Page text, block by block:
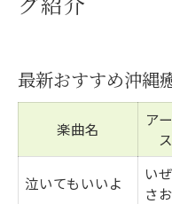
最新おすすめ沖縄
楽曲名
ア
泣いてもいいよ
い
さお